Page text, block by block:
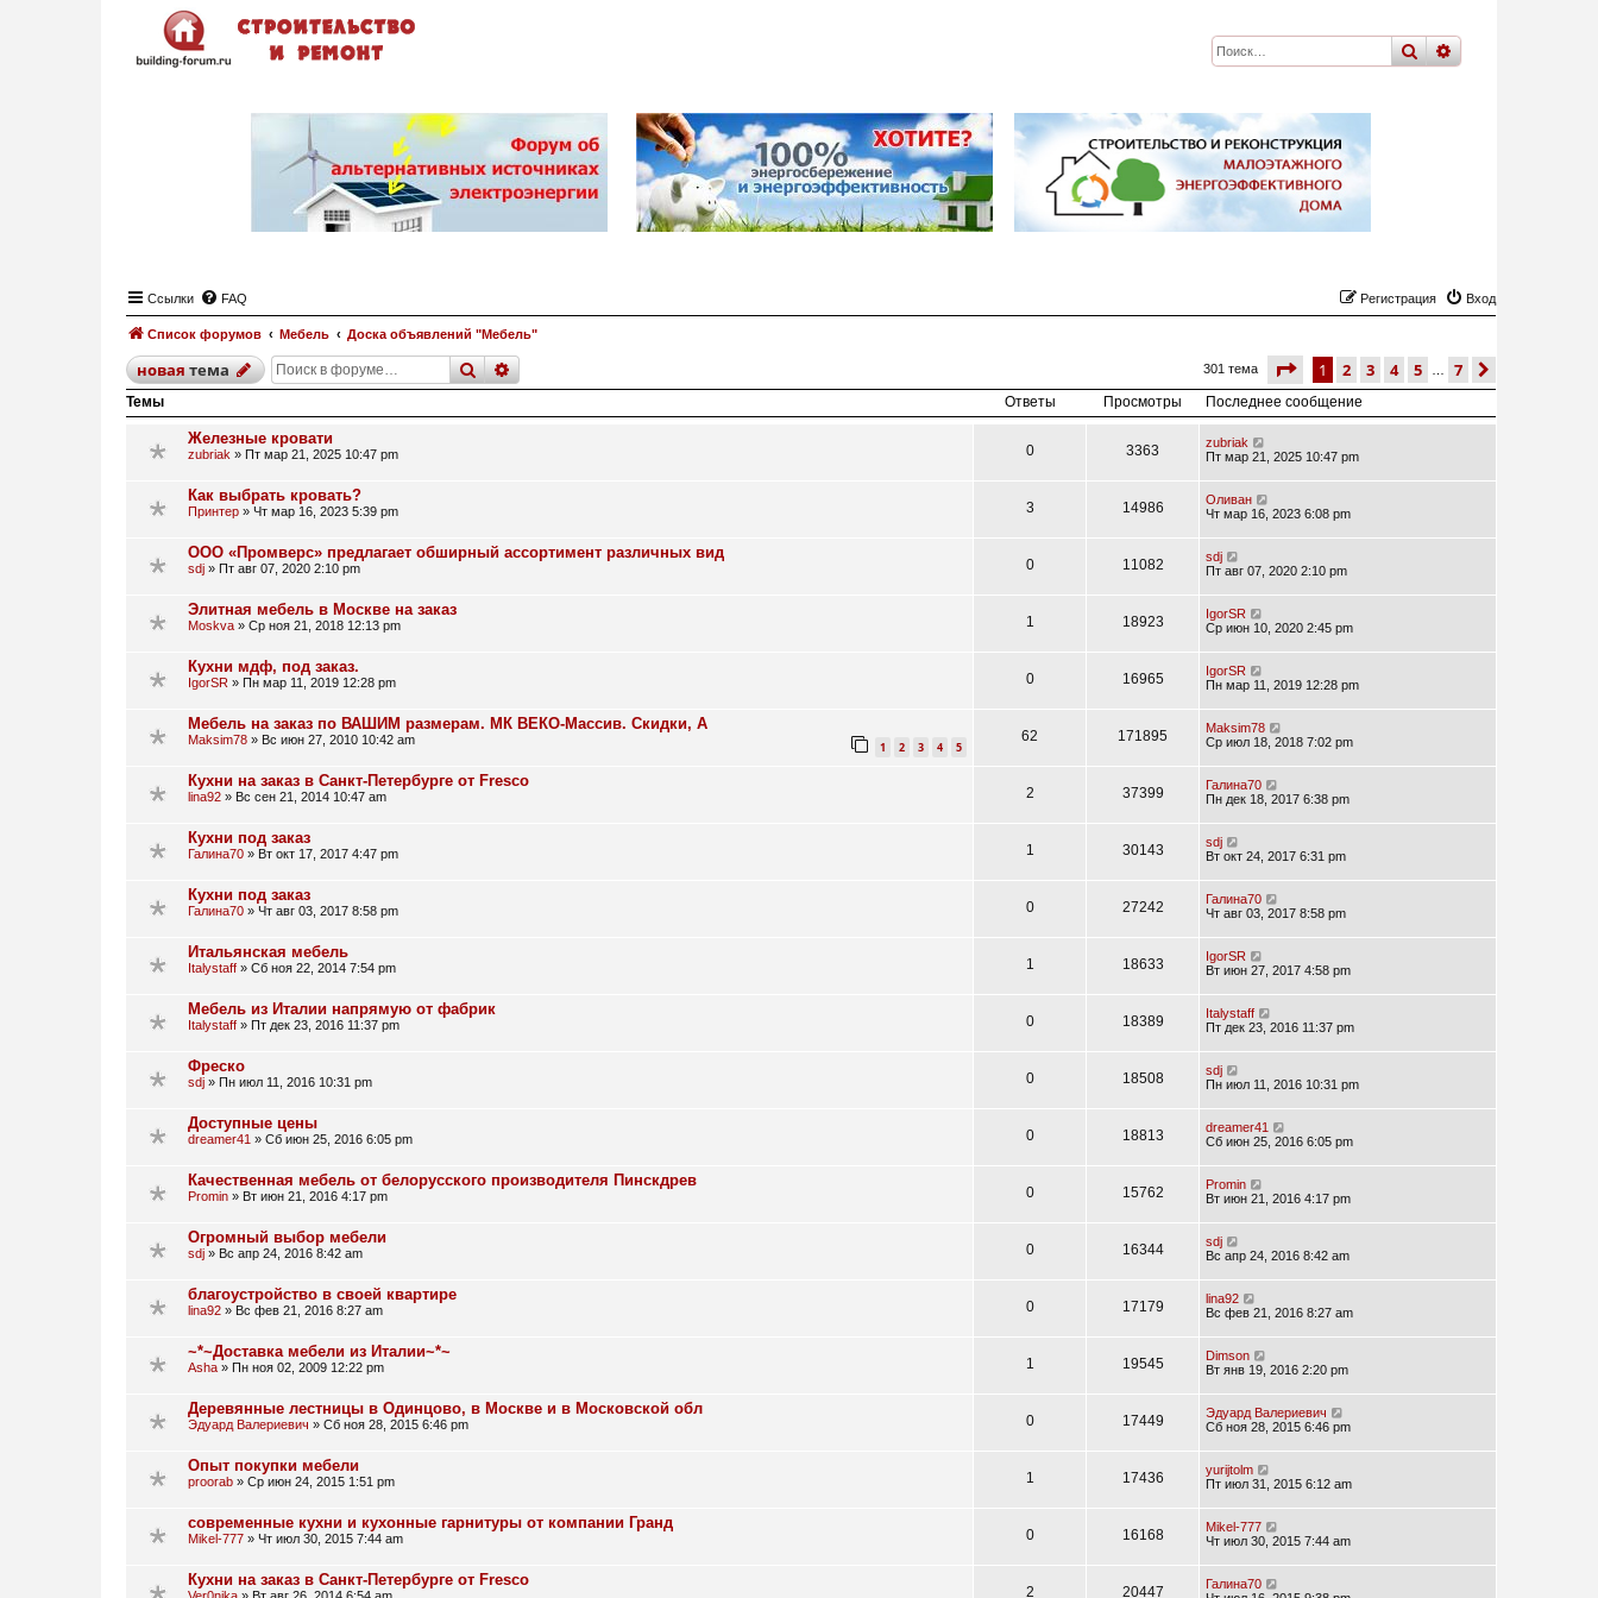
поискрасширенный
Ссылки FAQ Вход
Регистрация
Список форумов Мебель Доска объявлений "Мебель"
новаятема поискрасширенный 301 тема страница 1 из 7
1 2 3 4 5 7
Темы Ответы Просмотры Последнее сообщение
Железные кровати
zubriak » Пт мар 21, 2025 10:47 pm 0 3363
zubriak
Пт мар 21, 2025 10:47 pm
Как выбрать кровать?
Принтер » Чт мар 16, 2023 5:39 pm 3 14986
Оливан
Чт мар 16, 2023 6:08 pm
ООО «Промверс» предлагает обширный ассортимент различных вид
sdj » Пт авг 07, 2020 2:10 pm 0 11082
sdj
Пт авг 07, 2020 2:10 pm
Элитная мебель в Москве на заказ
Moskva » Ср ноя 21, 2018 12:13 pm 1 18923
IgorSR
Ср июн 10, 2020 2:45 pm
Кухни мдф, под заказ.
IgorSR » Пн мар 11, 2019 12:28 pm 0 16965
IgorSR
Пн мар 11, 2019 12:28 pm
Мебель на заказ по ВАШИМ размерам. МК ВЕКО-Массив. Скидки, А
Maksim78 » Вс июн 27, 2010 10:42 am 1 2 3 4 5
62 171895
Maksim78
Ср июл 18, 2018 7:02 pm
Кухни на заказ в Санкт-Петербурге от Fresco
lina92 » Вс сен 21, 2014 10:47 am 2 37399
Галина70
Пн дек 18, 2017 6:38 pm
Кухни под заказ
Галина70 » Вт окт 17, 2017 4:47 pm 1 30143
sdj
Вт окт 24, 2017 6:31 pm
Кухни под заказ
Галина70 » Чт авг 03, 2017 8:58 pm 0 27242
Галина70
Чт авг 03, 2017 8:58 pm
Итальянская мебель
Italystaff » Сб ноя 22, 2014 7:54 pm 1 18633
IgorSR
Вт июн 27, 2017 4:58 pm
Мебель из Италии напрямую от фабрик
Italystaff » Пт дек 23, 2016 11:37 pm 0 18389
Italystaff
Пт дек 23, 2016 11:37 pm
Фреско
sdj » Пн июл 11, 2016 10:31 pm 0 18508
sdj
Пн июл 11, 2016 10:31 pm
Доступные цены
dreamer41 » Сб июн 25, 2016 6:05 pm 0 18813
dreamer41
Сб июн 25, 2016 6:05 pm
Качественная мебель от белорусского производителя Пинскдрев
Promin » Вт июн 21, 2016 4:17 pm 0 15762
Promin
Вт июн 21, 2016 4:17 pm
Огромный выбор мебели
sdj » Вс апр 24, 2016 8:42 am 0 16344
sdj
Вс апр 24, 2016 8:42 am
благоустройство в своей квартире
lina92 » Вс фев 21, 2016 8:27 am 0 17179
lina92
Вс фев 21, 2016 8:27 am
~*~Доставка мебели из Италии~*~
Asha » Пн ноя 02, 2009 12:22 pm 1 19545
Dimson
Вт янв 19, 2016 2:20 pm
Деревянные лестницы в Одинцово, в Москве и в Московской обл
Эдуард Валериевич » Сб ноя 28, 2015 6:46 pm 0 17449
Эдуард Валериевич
Сб ноя 28, 2015 6:46 pm
Опыт покупки мебели
proorab » Ср июн 24, 2015 1:51 pm 1 17436
yurijtolm
Пт июл 31, 2015 6:12 am
современные кухни и кухонные гарнитуры от компании Гранд
Mikel-777 » Чт июл 30, 2015 7:44 am 0 16168
Mikel-777
Чт июл 30, 2015 7:44 am
Кухни на заказ в Санкт-Петербурге от Fresco
2 20447
Галина70